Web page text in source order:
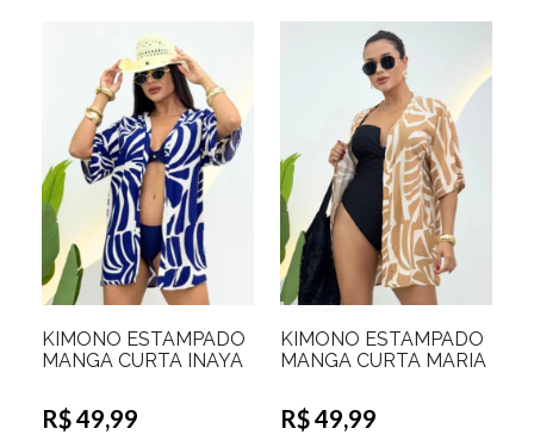
KIMONO ESTAMPADO
MANGA CURTA INAYA
R$ 49,99
KIMONO ESTAMPADO
MANGA CURTA MARIA
R$ 49,99